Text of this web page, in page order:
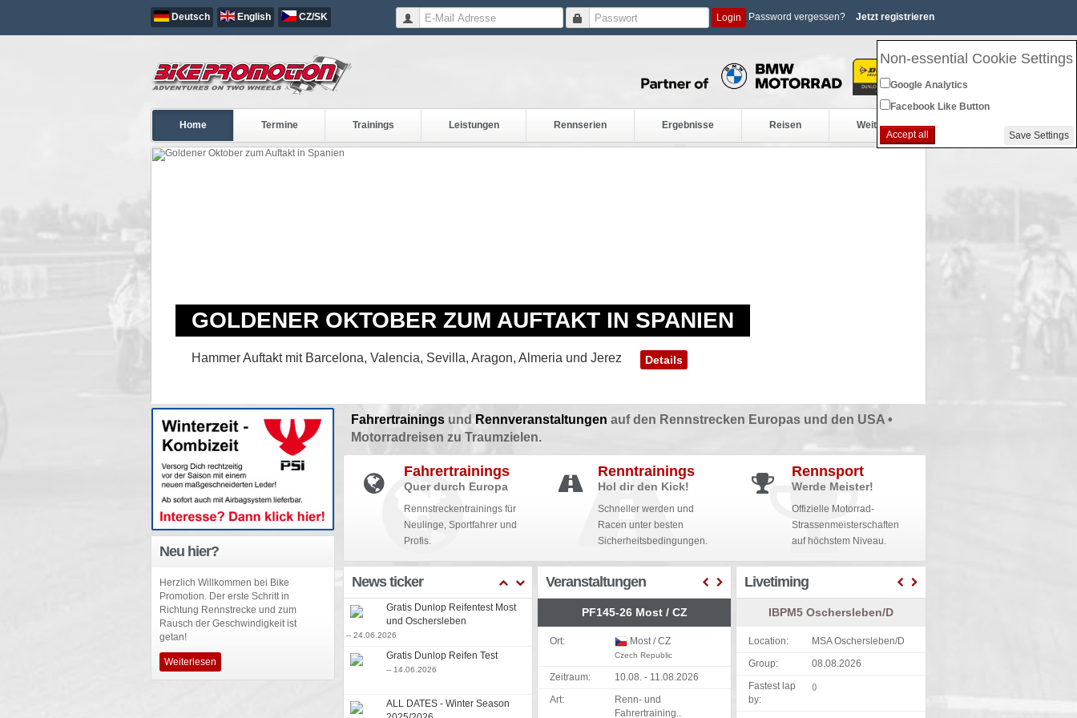
Login Password vergessen? Jetzt registrieren
Deutsch English CZ/SK
Home Termine Trainings Leistungen Rennserien Ergebnisse Reisen Weiteres
GOLDENER OKTOBER ZUM AUFTAKT IN SPANIEN
Hammer Auftakt mit Barcelona, Valencia, Sevilla, Aragon, Almeria und Jerez Details
Neu hier?
Herzlich Willkommen bei Bike
Promotion. Der erste Schritt in
Richtung Rennstrecke und zum
Rausch der Geschwindigkeit ist
getan!
Weiterlesen
Fahrertrainings und Rennveranstaltungen auf den Rennstrecken Europas und den USA •
Motorradreisen zu Traumzielen.
Fahrertrainings
Quer durch Europa
Rennstreckentrainings für
Neulinge, Sportfahrer und
Profis.
Renntrainings
Hol dir den Kick!
Schneller werden und
Racen unter besten
Sicherheitsbedingungen.
Rennsport
Werde Meister!
Offizielle Motorrad-
Strassenmeisterschaften
auf höchstem Niveau.
News ticker
Gratis Dunlop Reifentest Most
und Oschersleben
-- 24.06.2026
Gratis Dunlop Reifen Test
-- 14.06.2026
ALL DATES - Winter Season
Veranstaltungen
PF145-26 Most / CZ
Ort: Most / CZ
Czech Republic
Zeitraum:
10.08. - 11.08.2026
Art:
Renn- und
Fahrertraining..
Livetiming
IBPM5 Oschersleben/D
Location:
MSA Oschersleben/D
Group:
08.08.2026
Fastest lap
by:
()
Non-essential Cookie Settings
Google Analytics
Facebook Like Button
Accept all Save Settings